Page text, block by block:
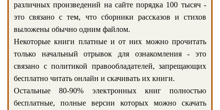
различных произведений на сайте порядка 100 тысяч -
это связано с тем, что сборники рассказов и стихов
выложены обычно одним файлом.
Некоторые книги платные и от них можно прочитать
только начальный отрывок для ознакомления - это
связано с политикой правообладателей, запрещающих
бесплатно читать онлайн и скачивать их книги.
Остальные 80-90% электронных книг полностью
бесплатные, полные версии которых можно скачать